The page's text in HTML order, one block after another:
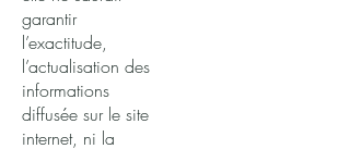
garantir
l’exactitude,
l’actualisation des
informations
diffusée sur le site
internet, ni la